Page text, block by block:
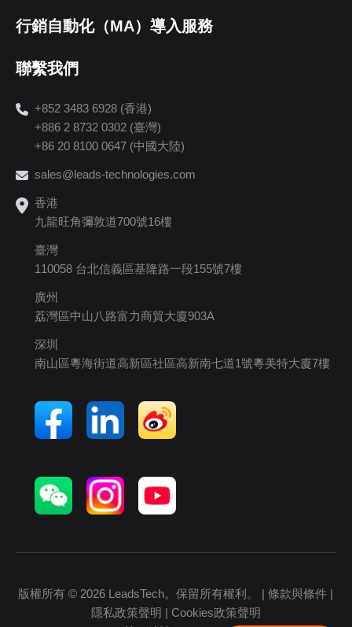
行銷自動化（MA）導入服務
聯繫我們
+852 3483 6928 (香港)
+886 2 8732 0302 (臺灣)
+86 20 8100 0647 (中國大陸)
sales@leads-technologies.com
香港
九龍旺角彌敦道700號16樓
臺灣
110058 台北信義區基隆路一段155號7樓
廣州
荔灣區中山八路富力商貿大廈903A
深圳
南山區粵海街道高新區社區高新南七道1號粵美特大廈7樓
版權所有 © 2026 LeadsTech。保留所有權利。 |條款與條件 |
隱私政策聲明 | Cookies政策聲明